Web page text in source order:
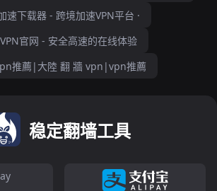
速下载器 - 跨境加速VPN平台 ·
官网 - 安全高速的在线体验
推薦|大陸 翻 牆 vpn|vpn推薦
稳定翻墙工具